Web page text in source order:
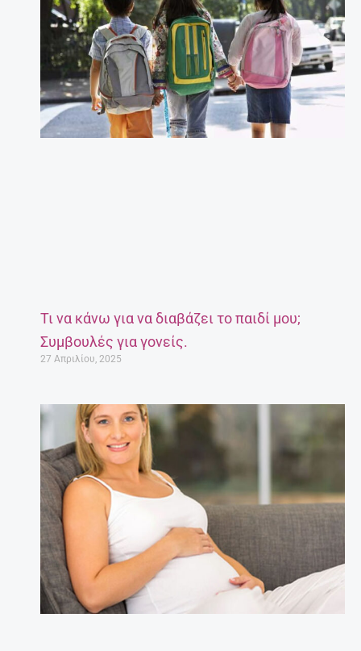
Τι να κάνω για να διαβάζει το παιδί μου;
Συμβουλές για γονείς.
27 Απριλίου, 2025